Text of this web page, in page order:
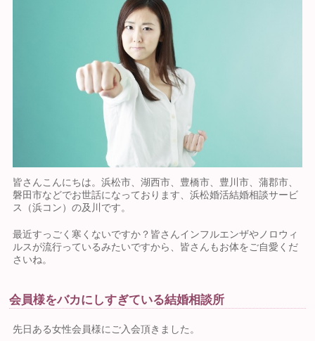
皆さんこんにちは。浜松市、湖西市、豊橋市、豊川市、蒲郡市、
磐田市などでお世話になっております、浜松婚活結婚相談サービ
ス（浜コン）の及川です。
最近すっごく寒くないですか？皆さんインフルエンザやノロウィ
ルスが流行っているみたいですから、皆さんもお体をご自愛くだ
さいね。
会員様をバカにしすぎている結婚相談所
先日ある女性会員様にご入会頂きました。